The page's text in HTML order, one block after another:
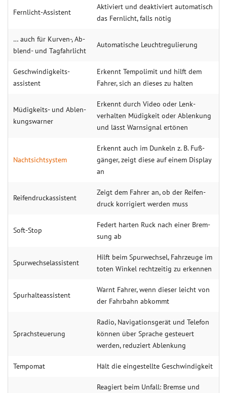
Fern­licht-Assistent
Akti­viert und deakti­viert auto­matisch
das Fern­licht, falls nötig
… auch für Kurven-, Ab­
blend- und Tagfahr­licht
Auto­mati­sche Leucht­regulie­rung
Geschwin­digkeits­
assistent
Erkennt Tempo­limit und hilft dem
Fahrer, sich an die­ses zu hal­ten
Müdig­keits- und Ablen­
kungs­warner
Erkennt durch Video oder Lenk­
verhalten Müdig­keit oder Ablen­kung
und lässt Warn­signal ertönen
Nacht­sicht­system
Erkennt auch im Dun­keln z. B. Fuß­
gänger, zeigt diese auf einem Dis­play
an
Reifen­druck­assistent
Zeigt dem Fahrer an, ob der Reifen­
druck korri­giert werden muss
Soft-Stop
Federt harten Ruck nach einer Brem­
sung ab
Spur­wech­selassistent
Hilft beim Spur­wechsel, Fahr­zeuge im
to­ten Win­kel recht­zeitig zu erken­nen
Spur­halte­assistent
Warnt Fahrer, wenn dieser leicht von
der Fahr­bahn ab­kommt
Sprach­steue­rung
Radio, Navi­gations­gerät und Tele­fon
kön­nen über Sprache gesteu­ert
werden, redu­ziert Ablen­kung
Tempo­mat Hält die einge­stellte Geschwin­digkeit
Reagiert beim Unfall: Bremse und